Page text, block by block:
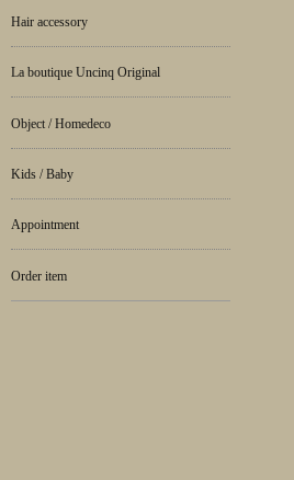
Hair accessory
La boutique Uncinq Original
Object / Homedeco
Kids / Baby
Appointment
Order item